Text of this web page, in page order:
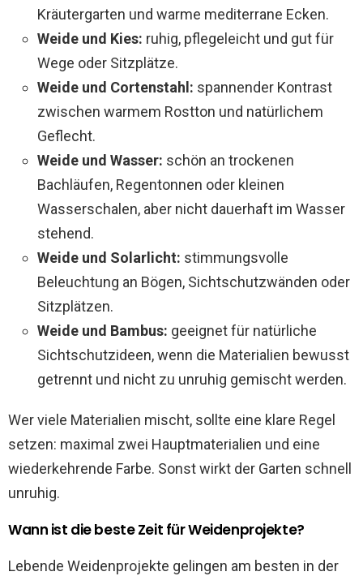
Kräutergarten und warme mediterrane Ecken.
Weide und Kies: ruhig, pflegeleicht und gut für
Wege oder Sitzplätze.
Weide und Cortenstahl: spannender Kontrast
zwischen warmem Rostton und natürlichem
Geflecht.
Weide und Wasser: schön an trockenen
Bachläufen, Regentonnen oder kleinen
Wasserschalen, aber nicht dauerhaft im Wasser
stehend.
Weide und Solarlicht: stimmungsvolle
Beleuchtung an Bögen, Sichtschutzwänden oder
Sitzplätzen.
Weide und Bambus: geeignet für natürliche
Sichtschutzideen, wenn die Materialien bewusst
getrennt und nicht zu unruhig gemischt werden.
Wer viele Materialien mischt, sollte eine klare Regel
setzen: maximal zwei Hauptmaterialien und eine
wiederkehrende Farbe. Sonst wirkt der Garten schnell
unruhig.
Wann ist die beste Zeit für Weidenprojekte?
Lebende Weidenprojekte gelingen am besten in der